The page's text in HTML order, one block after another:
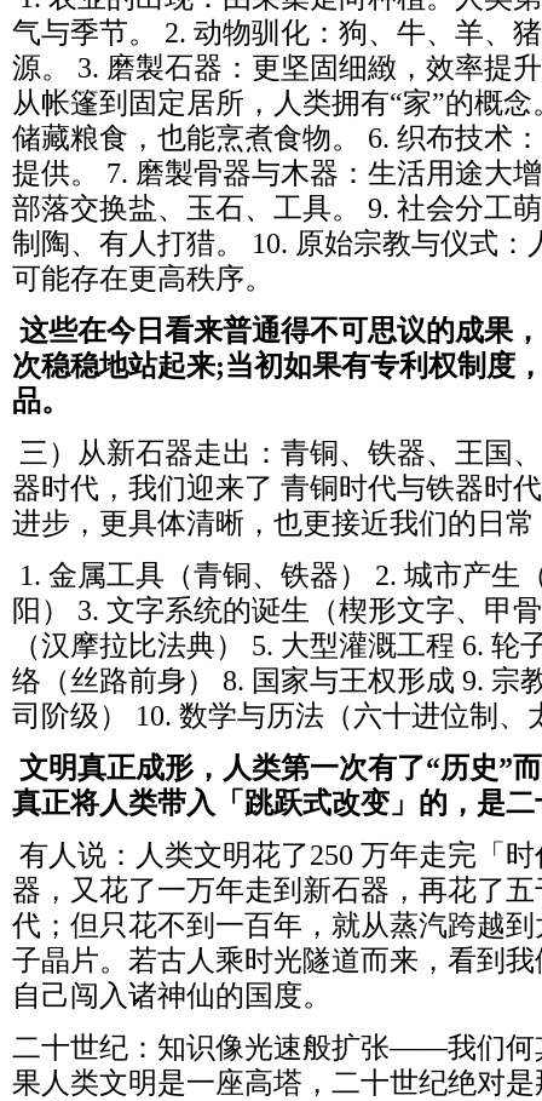
气与季节。 2. 动物驯化：狗、牛、羊、
源。 3. 磨製石器：更坚固细緻，效率提
从帐篷到固定居所，人类拥有“家”的概
储藏粮食，也能烹煮食物。 6. 织布技术
提供。 7. 磨製骨器与木器：生活用途大
部落交换盐、玉石、工具。 9. 社会分工
制陶、有人打猎。 10. 原始宗教与仪式：
可能存在更高秩序。
这些在今日看来普通得不可思议的成果
次稳稳地站起来;当初如果有专利权制度
品。
三）从新石器走出：青铜、铁器、王国
器时代，我们迎来了 青铜时代与铁器时
进步，更具体清晰，也更接近我们的日常
1. 金属工具（青铜、铁器） 2. 城市产生
阳） 3. 文字系统的诞生（楔形文字、甲
（汉摩拉比法典） 5. 大型灌溉工程 6. 轮
络（丝路前身） 8. 国家与王权形成 9. 宗
司阶级） 10. 数学与历法（六十进位制
文明真正成形，人类第一次有了“历史”
真正将人类带入「跳跃式改变」的，是
有人说：人类文明花了250 万年走完「
器，又花了一万年走到新石器，再花了
代；但只花不到一百年，就从蒸汽跨越
子晶片。若古人乘时光隧道而来，看到
自己闯入诸神仙的国度。
二十世纪：知识像光速般扩张——我们何
果人类文明是一座高塔，二十世纪绝对